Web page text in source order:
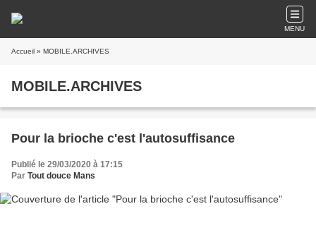
MENU
Accueil » MOBILE.ARCHIVES
MOBILE.ARCHIVES
Pour la brioche c'est l'autosuffisance
Publié le 29/03/2020 à 17:15
Par Tout douce Mans